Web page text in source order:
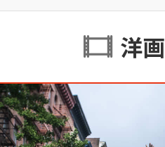
CS番組一覧
加入者優待
洋画
洋画